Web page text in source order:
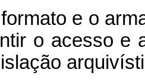
e o
o acesso e